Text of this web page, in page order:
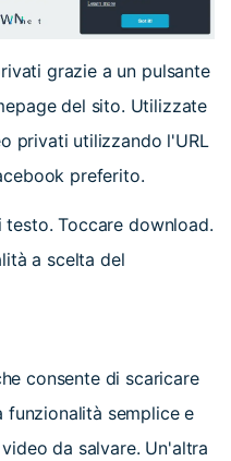
grazie a un pulsante
del sito. Utilizzate
privati utilizzando l'URL
preferito.
testo. Toccare download.
a scelta del
consente di scaricare
funzionalità semplice e
da salvare. Un'altra